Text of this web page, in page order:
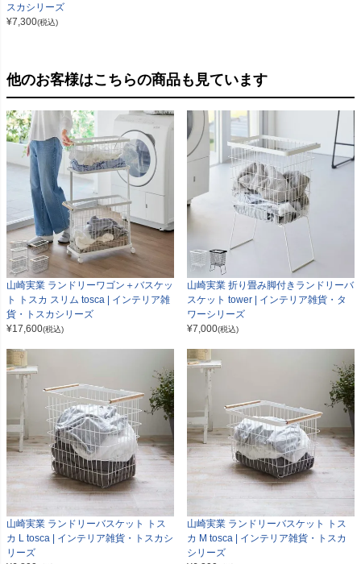
スカシリーズ
¥7,300(税込)
他のお客様はこちらの商品も見ています
山崎実業 ランドリーワゴン＋バスケッ
ト トスカ スリム tosca | インテリア雑
貨・トスカシリーズ
¥17,600(税込)
山崎実業 折り畳み脚付きランドリーバ
スケット tower | インテリア雑貨・タ
ワーシリーズ
¥7,000(税込)
山崎実業 ランドリーバスケット トス
カ L tosca | インテリア雑貨・トスカシ
リーズ
山崎実業 ランドリーバスケット トス
カ M tosca | インテリア雑貨・トスカ
シリーズ